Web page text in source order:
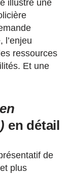
illustre une
l’enjeu
ressources
Et une
en détail
de
plus